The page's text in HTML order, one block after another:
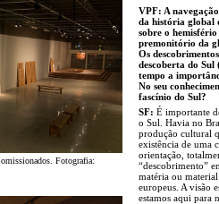
Fotografia:
VPF: A
da história global
sobre o
premonitório da
Os
descoberta do
tempo a
No seu
fascínio do Sul?
SF: É importante
o Sul. Havia no
produção cultural
existência de uma
orientação,
“descobrimento”
matéria ou
europeus. A visão
estamos aqui para